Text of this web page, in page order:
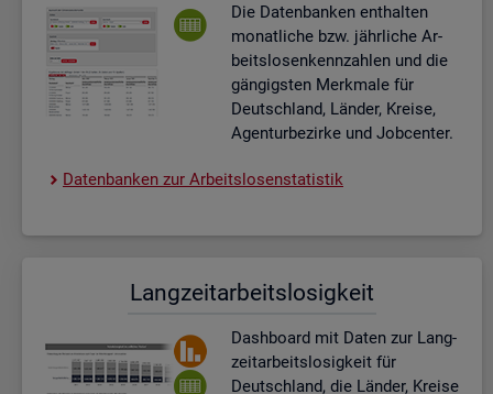
Die Da­ten­ban­ken ent­hal­ten
mo­nat­li­che bzw. jähr­li­che Ar­
beits­lo­sen­kenn­zah­len und die
gän­gigs­ten Merk­ma­le für
Deutsch­land, Län­der, Krei­se,
Agen­tur­be­zir­ke und Job­cen­ter.
Da­ten­ban­ken zur Ar­beits­lo­sen­sta­tis­tik
Lang­zeit­ar­beits­lo­sig­keit
Dash­board mit Daten zur Lang­
zeit­ar­beits­lo­sig­keit für
Deutsch­land, die Län­der, Krei­se